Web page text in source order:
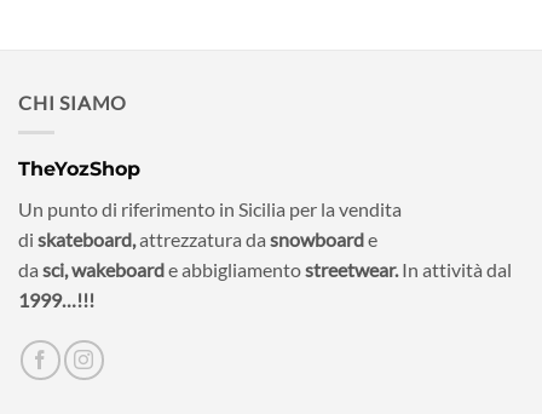
CHI SIAMO
TheYozShop
Un punto di riferimento in Sicilia per la vendita
di skateboard,attrezzatura da snowboarde
da sci,wakeboarde abbigliamentostreetwear. In attività dal
1999…!!!